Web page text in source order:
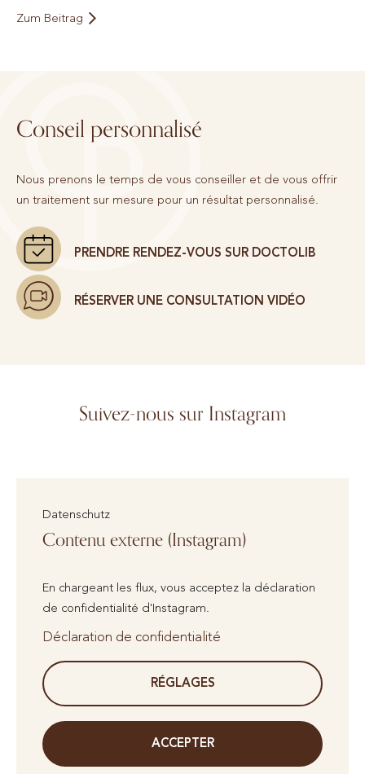
Zum Beitrag
Conseil personnalisé
Nous prenons le temps de vous conseiller et de vous offrir
un traitement sur mesure pour un résultat personnalisé.
PRENDRE RENDEZ-VOUS SUR DOCTOLIB
RÉSERVER UNE CONSULTATION VIDÉO
Suivez-nous sur Instagram
Datenschutz
Contenu externe (Instagram)
En chargeant les flux, vous acceptez la déclaration
de confidentialité d'Instagram.
Déclaration de confidentialité
RÉGLAGES
ACCEPTER